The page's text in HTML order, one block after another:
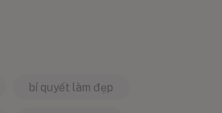
bí quyết làm đẹp